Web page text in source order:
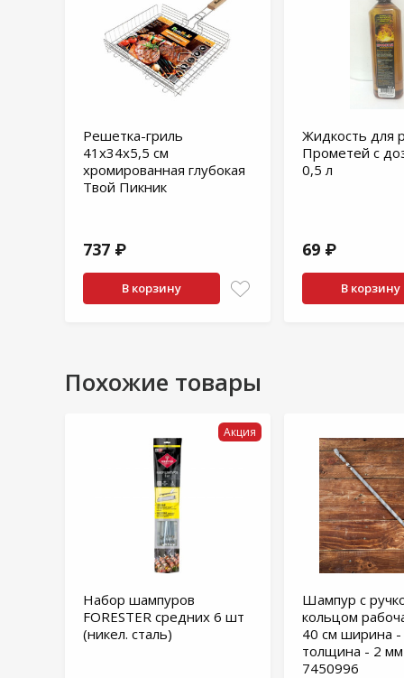
и может отличаться от цены в розничных
магазинах
Решетка-гриль
41х34х5,5 см
хромированная глубокая
Твой Пикник
737 ₽
В корзину
Жидкость для
Прометей с
0,5 л
69 ₽
В корзину
Похожие товары
Акция
Набор шампуров
FORESTER средних 6 шт
(никел. сталь)
Шампур с
кольцом
40 см ширина
толщина - 2 мм
7450996